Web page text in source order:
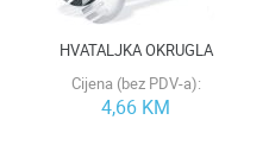
HVATALJKA OKRUGLA
Cijena (bez PDV-a):
4,66 KM